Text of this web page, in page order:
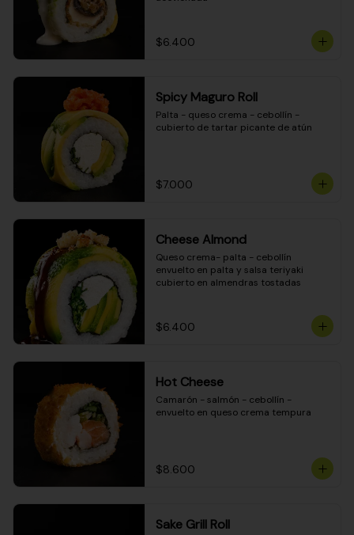
$6.400
Spicy Maguro Roll
Palta - queso crema - cebollín -
cubierto de tartar picante de atún
$7.000
Cheese Almond
Queso crema- palta - cebollín
envuelto en palta y salsa teriyaki
cubierto en almendras tostadas
$6.400
Hot Cheese
Camarón - salmón - cebollín -
envuelto en queso crema tempura
$8.600
Sake Grill Roll